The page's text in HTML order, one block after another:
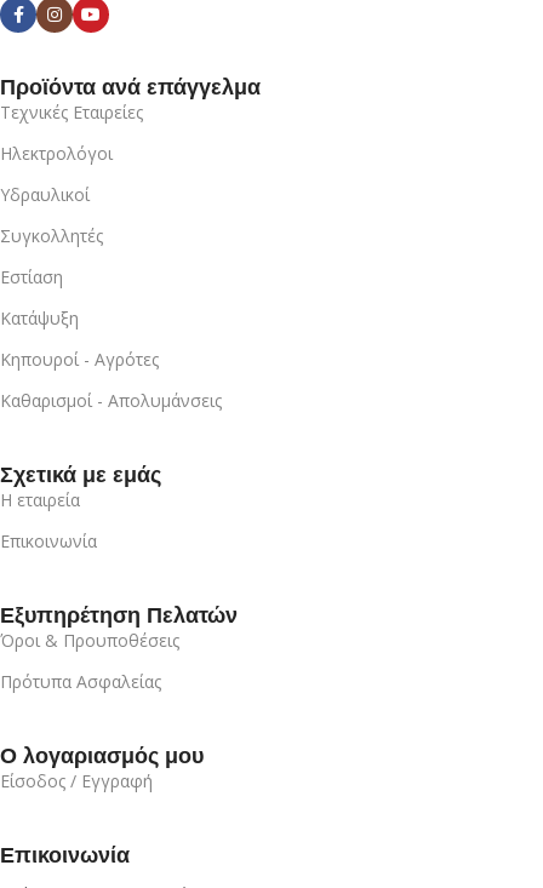
Προϊόντα ανά επάγγελμα
Τεχνικές Εταιρείες
Ηλεκτρολόγοι
Υδραυλικοί
Συγκολλητές
Εστίαση
Κατάψυξη
Κηπουροί - Αγρότες
Καθαρισμοί - Απολυμάνσεις
Σχετικά με εμάς
Η εταιρεία
Επικοινωνία
Εξυπηρέτηση Πελατών
Όροι & Προυποθέσεις
Πρότυπα Ασφαλείας
Ο λογαριασμός μου
Είσοδος / Εγγραφή
Επικοινωνία